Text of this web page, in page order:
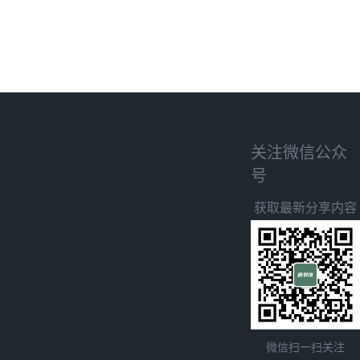
关注微信公众
号
获取最新分享内容
微信扫一扫关注